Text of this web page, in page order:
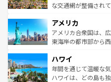
を参照してほしい。
戦など、本場だから
ンツ一覧を参照してほ
な交通網が整備され
の建物がそのまま残
博物館もあり、アル
ことができる。国民
ば市内交通費無料で観光
着のスイス情報はコ
アメリカ
アメリカ合衆国は、
東海岸の都市部から
のような巨大都市は
ンメントが詰まった
西部には大自然が広
ハワイ
年間を通じて温暖な
ハワイは、どの島も